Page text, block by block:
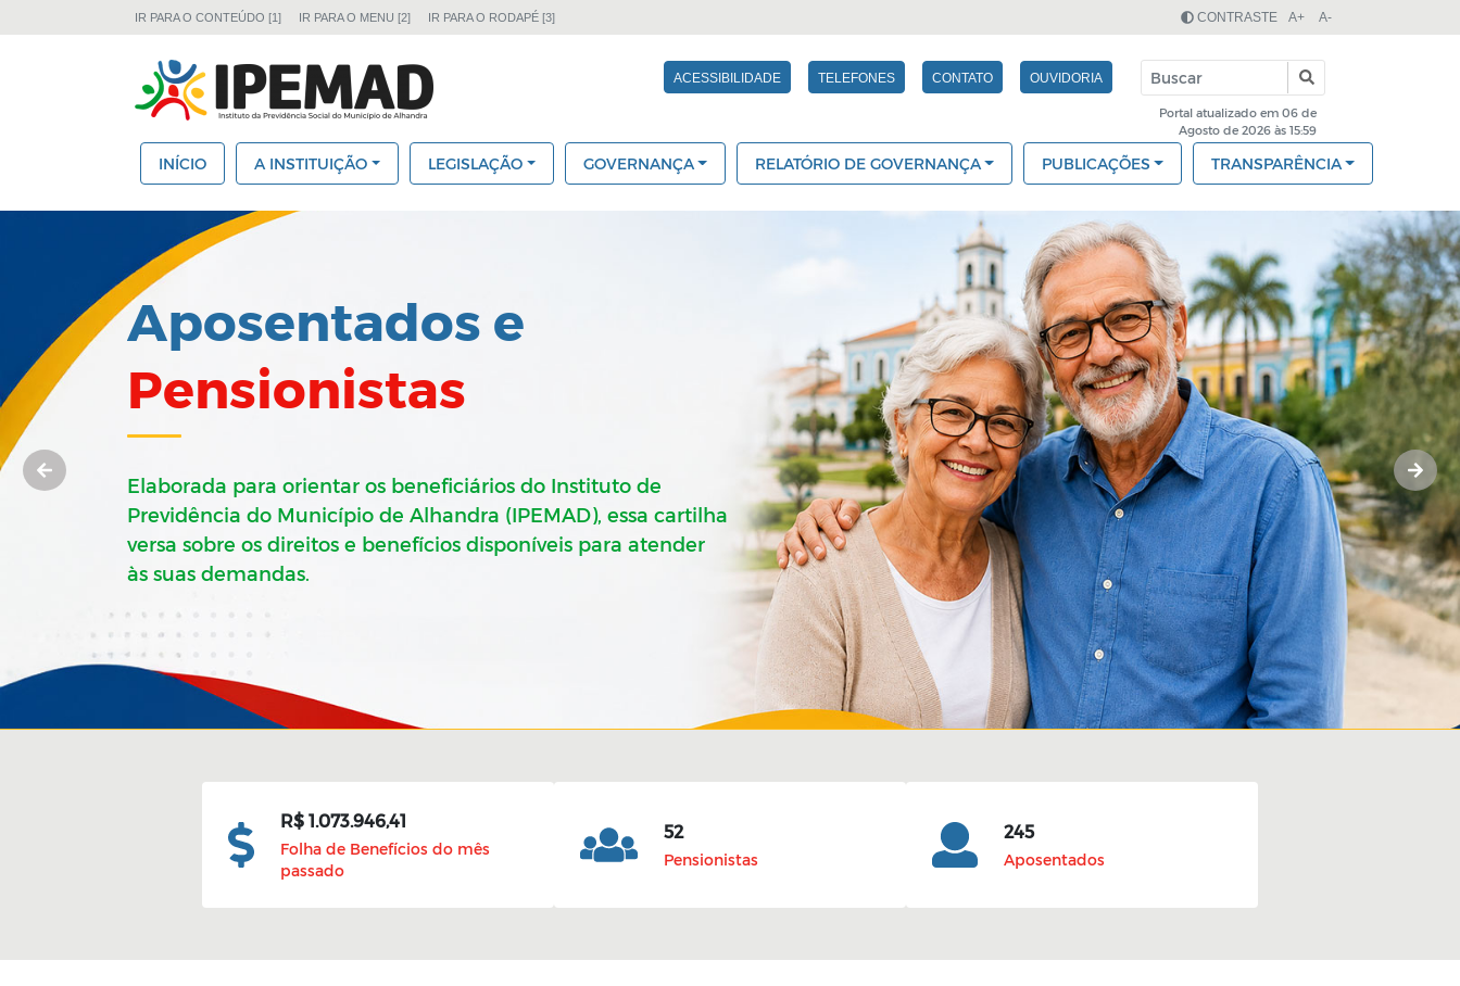
IR PARA O CONTEÚDO [1] IR PARA O MENU [2] IR PARA O RODAPÉ [3]
ACESSIBILIDADE TELEFONES CONTATO OUVIDORIA
CONTRASTE A+ A-
Portal atualizado em 06 de
Agosto de 2026 às 15:59
INÍCIO A INSTITUIÇÃO LEGISLAÇÃO GOVERNANÇA RELATÓRIO DE GOVERNANÇA PUBLICAÇÕES TRANSPARÊNCIA
Aposentados e
Pensionistas
Elaborada para orientar os beneficiários do Instituto de
Previdência do Município de Alhandra (IPEMAD), essa cartilha
versa sobre os direitos e benefícios disponíveis para atender
às suas demandas.
R$ 1.073.946,41
Folha de Benefícios do mês
passado
52
Pensionistas
245
Aposentados